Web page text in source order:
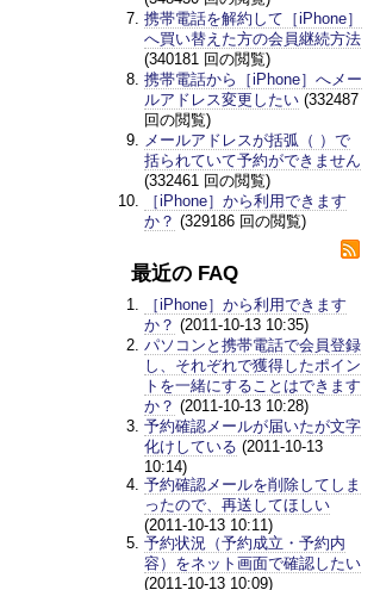
携帯電話を解約して［iPhone］
へ買い替えた方の会員継続方法
(340181 回の閲覧)
携帯電話から［iPhone］へメー
ルアドレス変更したい (332487
回の閲覧)
メールアドレスが括弧（ ）で
括られていて予約ができません
(332461 回の閲覧)
［iPhone］から利用できます
か？ (329186 回の閲覧)
最近の FAQ
［iPhone］から利用できます
か？ (2011-10-13 10:35)
パソコンと携帯電話で会員登録
し、それぞれで獲得したポイン
トを一緒にすることはできます
か？ (2011-10-13 10:28)
予約確認メールが届いたが文字
化けしている (2011-10-13
10:14)
予約確認メールを削除してしま
ったので、再送してほしい
(2011-10-13 10:11)
予約状況（予約成立・予約内
容）をネット画面で確認したい
(2011-10-13 10:09)